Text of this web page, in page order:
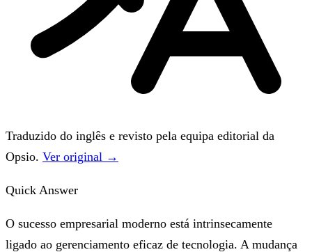
Traduzido do inglês e revisto pela equipa editorial da
Opsio. Ver original →
Quick Answer
O sucesso empresarial moderno está intrinsecamente
ligado ao gerenciamento eficaz de tecnologia. A mudança